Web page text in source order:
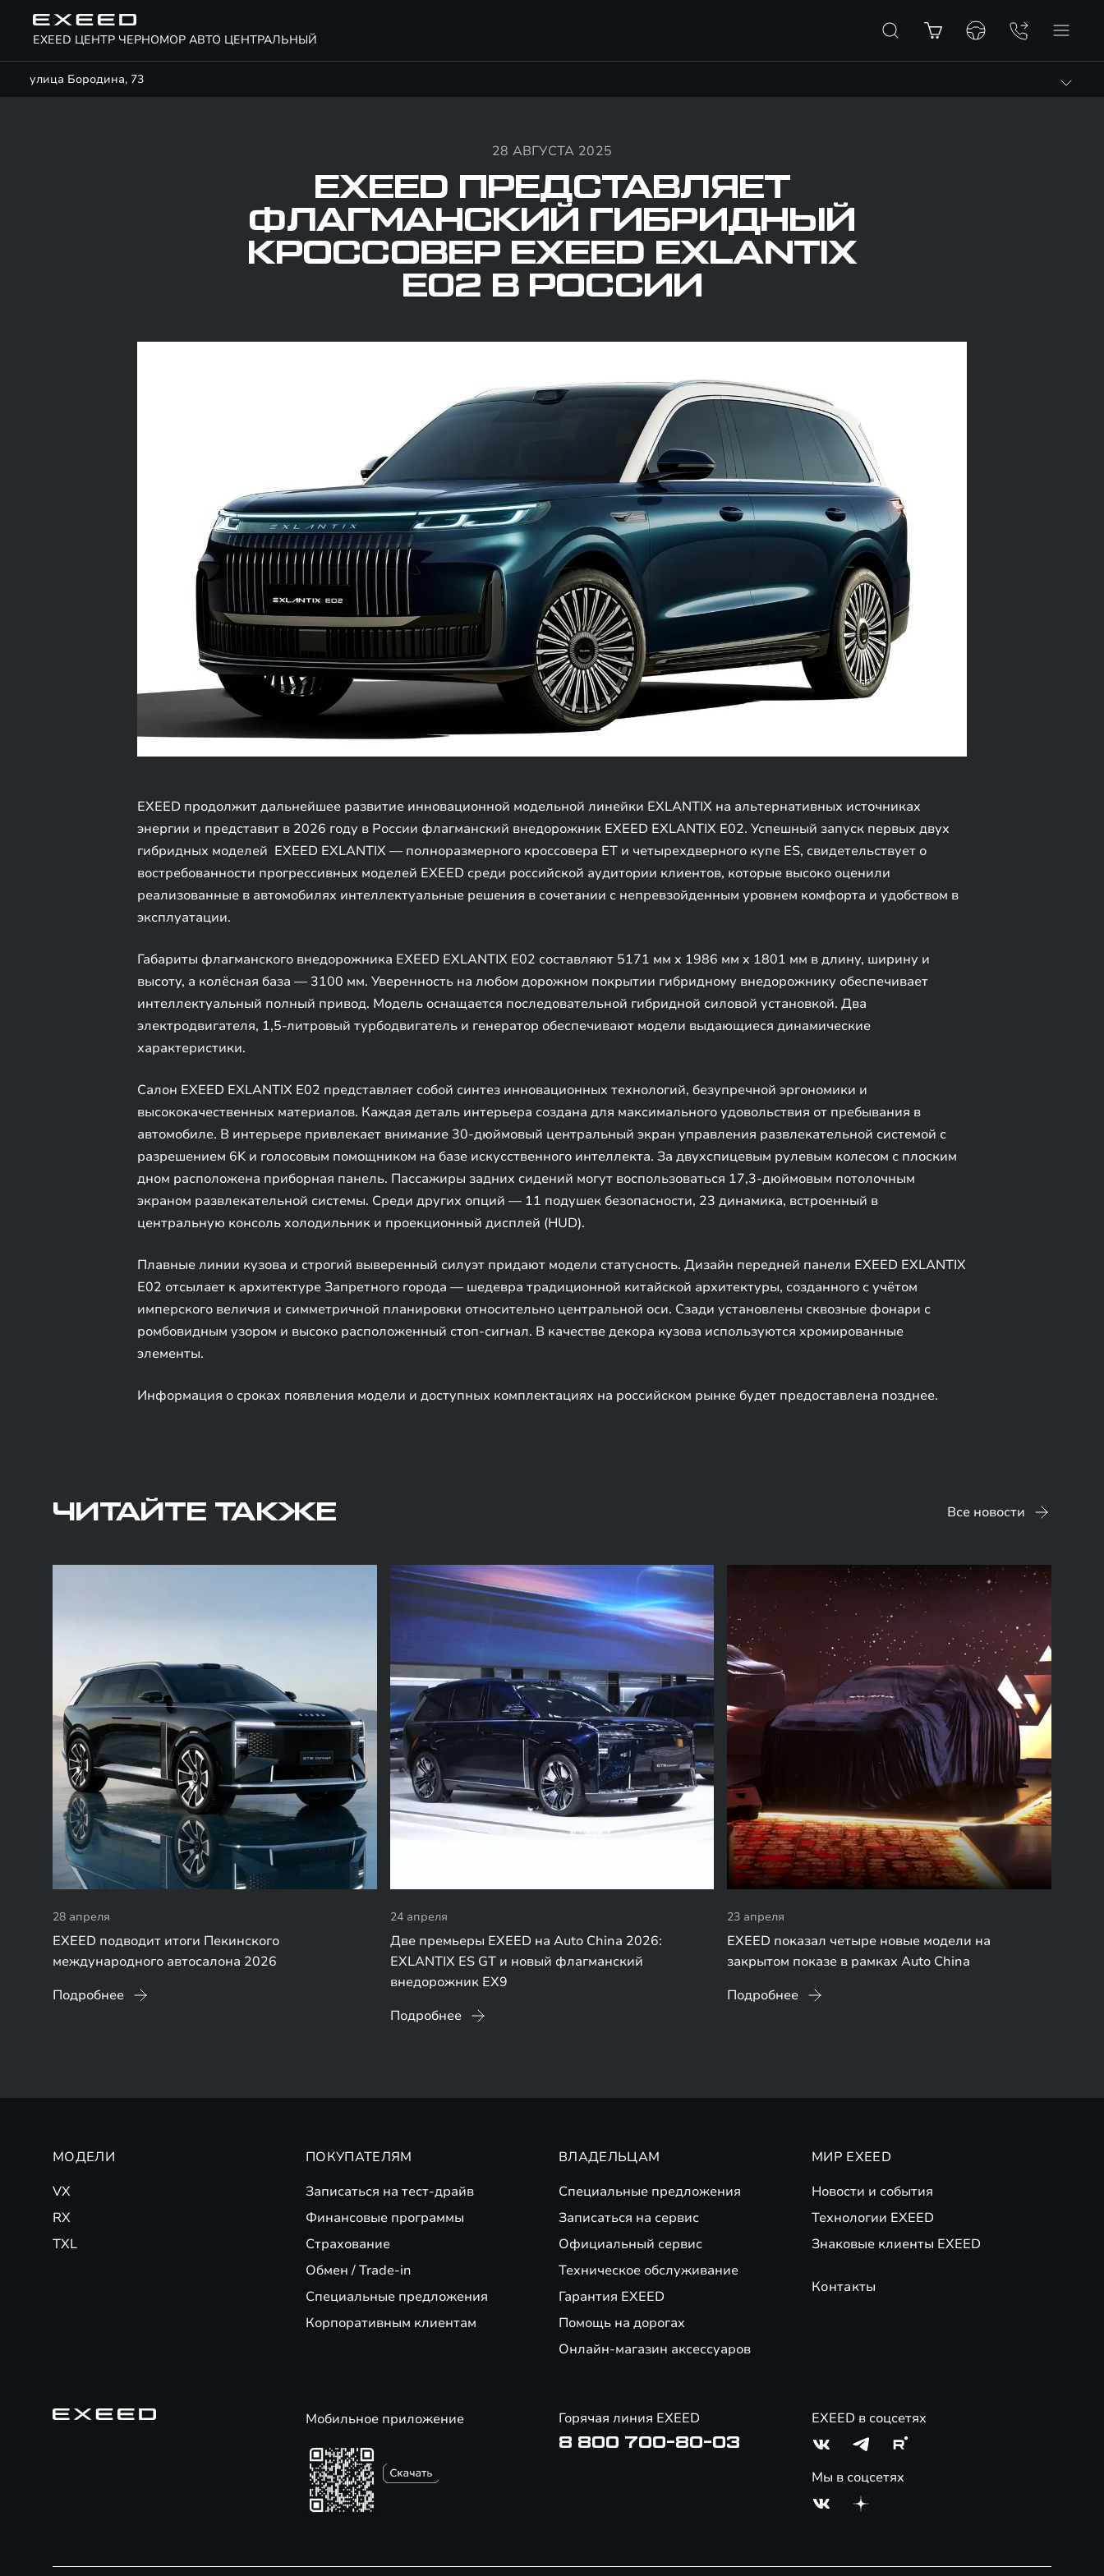
EXEED ЦЕНТР ЧЕРНОМОР АВТО ЦЕНТРАЛЬНЫЙ
улица Бородина, 73
28 АВГУСТА 2025
EXEED ПРЕДСТАВЛЯЕТ
ФЛАГМАНСКИЙ ГИБРИДНЫЙ
КРОССОВЕР EXEED EXLANTIX
E02 В РОССИИ
EXEED продолжит дальнейшее развитие инновационной модельной линейки EXLANTIX на альтернативных источниках
энергии и представит в 2026 году в России флагманский внедорожник EXEED EXLANTIX E02. Успешный запуск первых двух
гибридных моделей EXEED EXLANTIX — полноразмерного кроссовера ET и четырехдверного купе ES, свидетельствует о
востребованности прогрессивных моделей EXEED среди российской аудитории клиентов, которые высоко оценили
реализованные в автомобилях интеллектуальные решения в сочетании с непревзойденным уровнем комфорта и удобством в
эксплуатации.
Габариты флагманского внедорожника EXEED EXLANTIX E02 составляют 5171 мм x 1986 мм x 1801 мм в длину, ширину и
высоту, а колёсная база — 3100 мм. Уверенность на любом дорожном покрытии гибридному внедорожнику обеспечивает
интеллектуальный полный привод. Модель оснащается последовательной гибридной силовой установкой. Два
электродвигателя, 1,5-литровый турбодвигатель и генератор обеспечивают модели выдающиеся динамические
характеристики.
Салон EXEED EXLANTIX E02 представляет собой синтез инновационных технологий, безупречной эргономики и
высококачественных материалов. Каждая деталь интерьера создана для максимального удовольствия от пребывания в
автомобиле. В интерьере привлекает внимание 30-дюймовый центральный экран управления развлекательной системой с
разрешением 6K и голосовым помощником на базе искусственного интеллекта. За двухспицевым рулевым колесом с плоским
дном расположена приборная панель. Пассажиры задних сидений могут воспользоваться 17,3-дюймовым потолочным
экраном развлекательной системы. Среди других опций — 11 подушек безопасности, 23 динамика, встроенный в
центральную консоль холодильник и проекционный дисплей (HUD).
Плавные линии кузова и строгий выверенный силуэт придают модели статусность. Дизайн передней панели EXEED EXLANTIX
E02 отсылает к архитектуре Запретного города — шедевра традиционной китайской архитектуры, созданного с учётом
имперского величия и симметричной планировки относительно центральной оси. Сзади установлены сквозные фонари с
ромбовидным узором и высоко расположенный стоп-сигнал. В качестве декора кузова используются хромированные
элементы.
Информация о сроках появления модели и доступных комплектациях на российском рынке будет предоставлена позднее.
ЧИТАЙТЕ ТАКЖЕ Все новости
28 апреля
EXEED подводит итоги Пекинского
международного автосалона 2026
Подробнее
24 апреля
Две премьеры EXEED на Auto China 2026:
EXLANTIX ES GT и новый флагманский
внедорожник EX9
Подробнее
23 апреля
EXEED показал четыре новые модели на
закрытом показе в рамках Auto China
Подробнее
МОДЕЛИ
VX
RX
TXL
ПОКУПАТЕЛЯМ
Записаться на тест-драйв
Финансовые программы
Страхование
Обмен / Trade-in
Специальные предложения
Корпоративным клиентам
ВЛАДЕЛЬЦАМ
Специальные предложения
Записаться на сервис
Официальный сервис
Техническое обслуживание
Гарантия EXEED
Помощь на дорогах
Онлайн-магазин аксессуаров
МИР EXEED
Новости и события
Технологии EXEED
Знаковые клиенты EXEED
Контакты
Мобильное приложение Горячая линия EXEED
8 800 700-80-03
EXEED в соцсетях
Мы в соцсетях